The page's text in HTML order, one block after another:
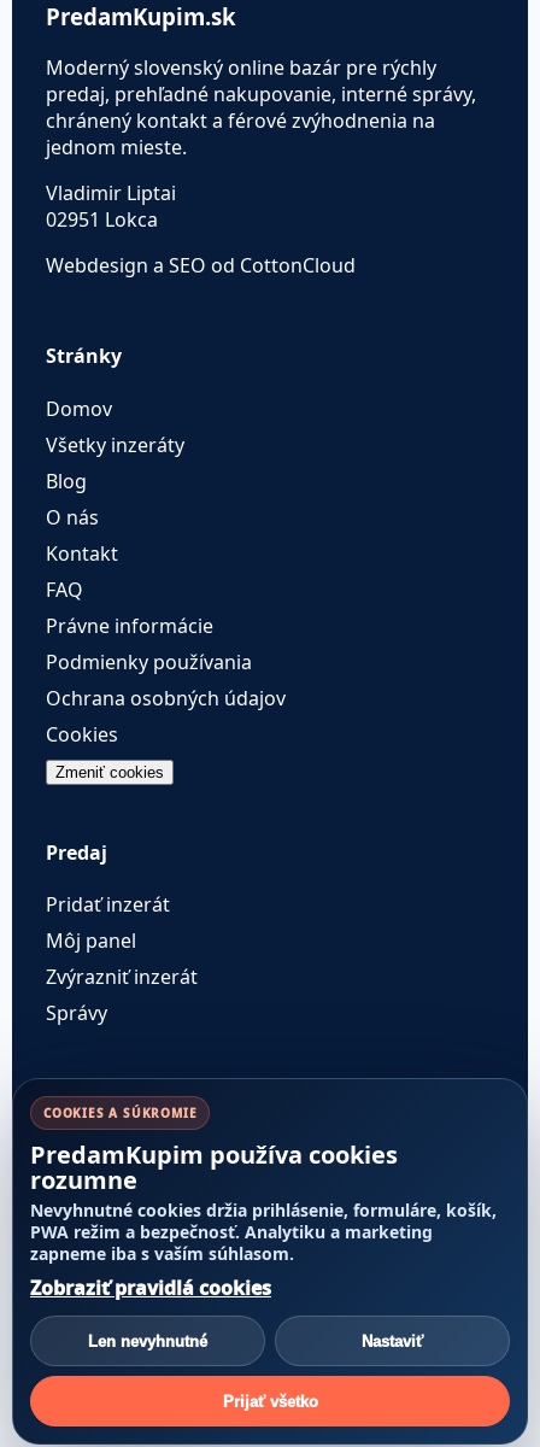
PredamKupim.sk
Moderný slovenský online bazár pre rýchly
predaj, prehľadné nakupovanie, interné správy,
chránený kontakt a férové zvýhodnenia na
jednom mieste.
Vladimir Liptai
02951 Lokca
Webdesign a SEO od CottonCloud
Stránky
Domov
Všetky inzeráty
Blog
O nás
Kontakt
FAQ
Právne informácie
Podmienky používania
Ochrana osobných údajov
Cookies
Zmeniť cookies
Predaj
Pridať inzerát
Môj panel
Zvýrazniť inzerát
Správy
Pravidlá a dôvera
Cenník služieb
Pravidlá inzercie
Transparentnosť poradia
Nahlásiť obsah
Reklamácie a odstúpenie
Alternatívne riešenie sporov
COOKIES A SÚKROMIE
PredamKupim používa cookies
rozumne
Nevyhnutné cookies držia prihlásenie, formuláre, košík,
PWA režim a bezpečnosť. Analytiku a marketing
zapneme iba s vaším súhlasom.
Zobraziť pravidlá cookies
Len nevyhnutné Nastaviť
Prijať všetko